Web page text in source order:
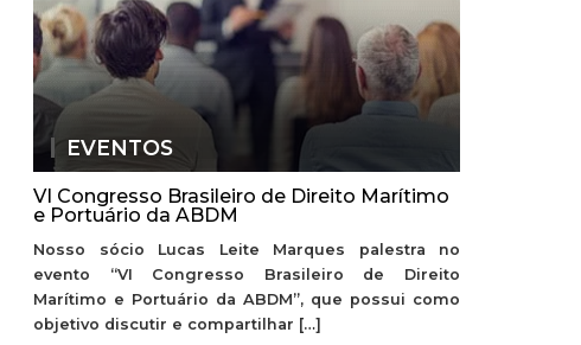
EVENTOS
VI Congresso Brasileiro de Direito Marítimo
e Portuário da ABDM
Nosso sócio Lucas Leite Marques palestra no
evento “VI Congresso Brasileiro de Direito
Marítimo e Portuário da ABDM”, que possui como
objetivo discutir e compartilhar […]